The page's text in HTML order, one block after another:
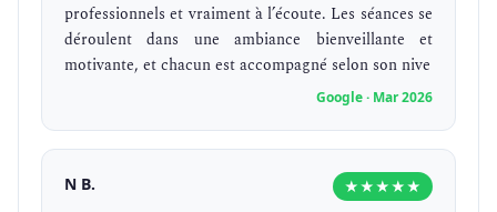
professionnels et vraiment à l’écoute. Les séances se
déroulent dans une ambiance bienveillante et
motivante, et chacun est accompagné selon son nive
Google · Mar 2026
N B. ★★★★★